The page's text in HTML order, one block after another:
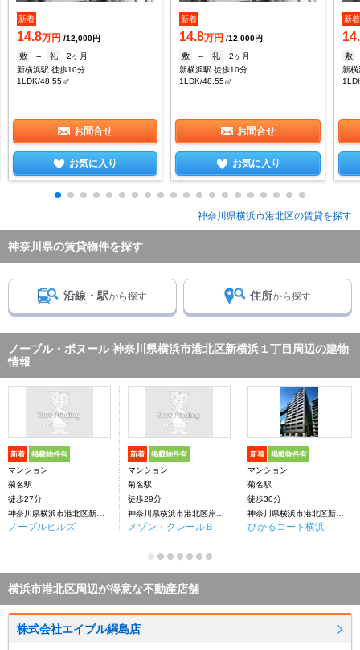
新着
14.8万円 /12,000円
敷
-- 礼
2ヶ月
新横浜駅 徒歩10分
1LDK/48.55㎡
お問合せ
お気に入り
新着
14.8万円 /12,000円
敷
-- 礼
2ヶ月
新横浜駅 徒歩10分
1LDK/48.55㎡
お問合せ
お気に入り
新着
敷
新
神奈川県横浜市港北区の賃貸を探す
神奈川県の賃貸物件を探す
沿線・駅から探す 住所から探す
ノーブル・ボヌール 神奈川県横浜市港北区新横浜１丁目周辺の建物
情報
新着 掲載物件有
マンション
菊名駅
徒歩27分
ノーブルヒルズ
新着 掲載物件有
マンション
菊名駅
徒歩29分
メゾン・クレールＢ
新着 掲載物件有
マンション
菊名駅
徒歩30分
ひかるコート横浜
横浜市港北区周辺が得意な不動産店舗
株式会社エイブル綱島店